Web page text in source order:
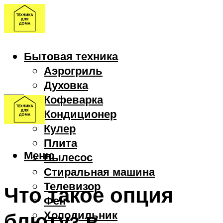
Бытовая техника
Аэрогриль
Духовка
Кофеварка
Кондиционер
Кулер
Плита
Пылесос
Стиральная машина
Телевизор
Фен
Холодильник
Меню
Что такое опция